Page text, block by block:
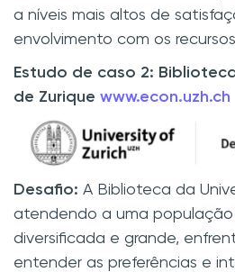
a níveis mais altos de
envolvimento com os
Estudo de caso 2:
de Zurique www.econ.uzh.ch
Desafio: A Biblioteca da
atendendo a uma
diversificada e grande,
entender as preferências e